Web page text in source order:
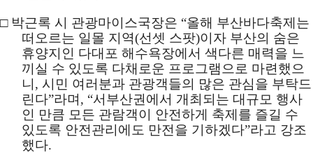
□ 박근록 시 관광마이스국장은 “올해 부산바다축제는
떠오르는 일몰 지역(선셋 스팟)이자 부산의 숨은
휴양지인 다대포 해수욕장에서 색다른 매력을 느
끼실 수 있도록 다채로운 프로그램으로 마련했으
니, 시민 여러분과 관광객들의 많은 관심을 부탁드
린다”라며, “서부산권에서 개최되는 대규모 행사
인 만큼 모든 관람객이 안전하게 축제를 즐길 수
있도록 안전관리에도 만전을 기하겠다”라고 강조
했다.